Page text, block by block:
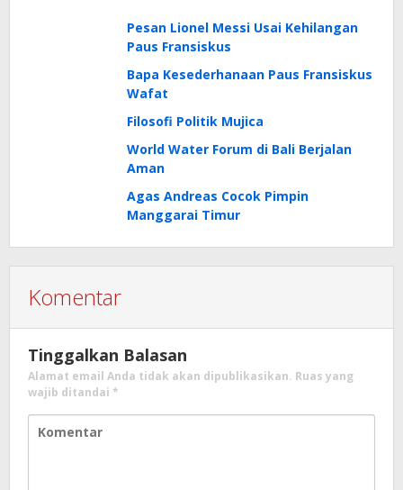
Pesan Lionel Messi Usai Kehilangan
Paus Fransiskus
Bapa Kesederhanaan Paus Fransiskus
Wafat
Filosofi Politik Mujica
World Water Forum di Bali Berjalan
Aman
Agas Andreas Cocok Pimpin
Manggarai Timur
Komentar
Tinggalkan Balasan
Alamat email Anda tidak akan dipublikasikan. Ruas yang
wajib ditandai *